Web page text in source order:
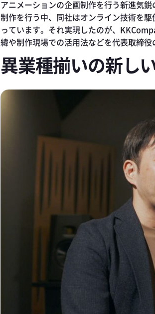
アニメーションの企画制作を行う新進気
制作を行う中、同社はオンライン技術を
っています。それ実現したのが、
緯や制作現場での活用法などを代表取締役
異業種揃いの新し